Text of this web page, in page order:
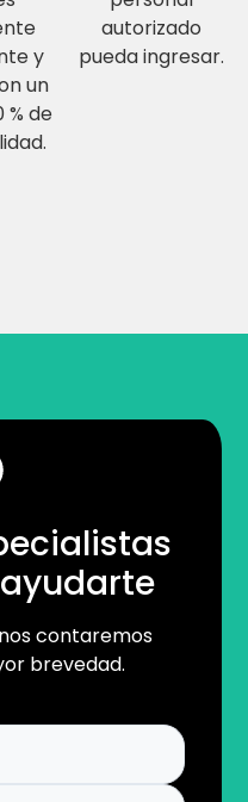
y
un
% de
autorizado
pueda ingresar.
contaremos
brevedad.